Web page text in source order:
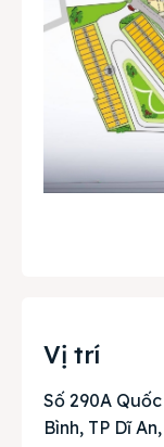
Vị trí
Số 290A
Bình, TP Dĩ